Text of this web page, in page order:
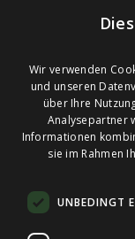
©
Wir verwenden
und unseren
über Ihre
Analysepartner
Informationen
sie im Rahmen
UNBEDINGT